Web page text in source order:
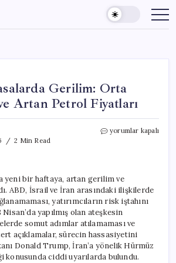
Gerilim: Orta
Artan Petrol Fiyatları
2 Min Read
Küresel
Krizi
ve
Artan
Petrol
yorumlar kapalı
yeni bir haftaya, artan gerilim ve
ABD, İsrail ve İran arasındaki ilişkilerde
yatırımcıların risk iştahını
yapılmış olan ateşkesin
somut adımlar atılamaması ve
açıklamalar, sürecin hassasiyetini
Donald Trump, İran’a yönelik Hürmüz
konusunda ciddi uyarılarda bulundu.